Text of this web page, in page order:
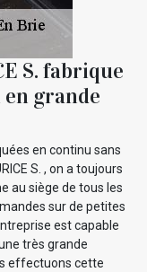
S. fabrique
grande
en continu sans
S. , on a toujours
au siège de tous les
sur de petites
est capable
très grande
effectuons cette